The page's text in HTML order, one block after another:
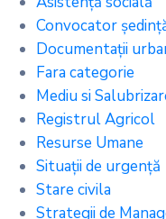
Convocator
Documentații
Fara categorie
Mediu si
Registrul Agricol
Resurse Umane
Situații de urgență
Stare civila
Strategii de